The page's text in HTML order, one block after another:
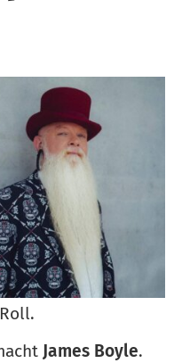
James Boyle.